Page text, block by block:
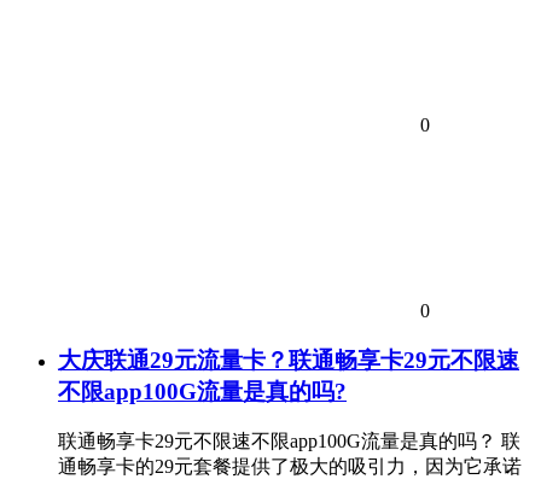
0
0
大庆联通29元流量卡？联通畅享卡29元不限速
不限app100G流量是真的吗?
联通畅享卡29元不限速不限app100G流量是真的吗？ 联
通畅享卡的29元套餐提供了极大的吸引力，因为它承诺